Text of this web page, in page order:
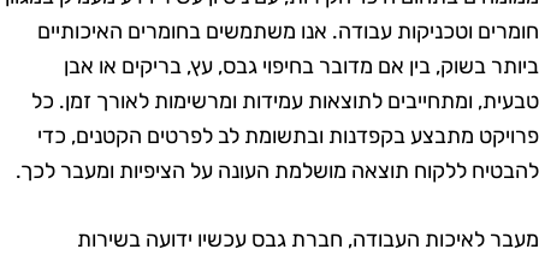
וטכניקות עבודה. אנו משתמשים בחומרים האיכותיים
בשוק, בין אם מדובר בחיפוי גבס, עץ, בריקים או אבן
ומתחייבים לתוצאות עמידות ומרשימות לאורך זמן. כל
מתבצע בקפדנות ובתשומת לב לפרטים הקטנים, כדי
ללקוח תוצאה מושלמת העונה על הציפיות ומעבר לכך.
לאיכות העבודה, חברת גבס עכשיו ידועה בשירות